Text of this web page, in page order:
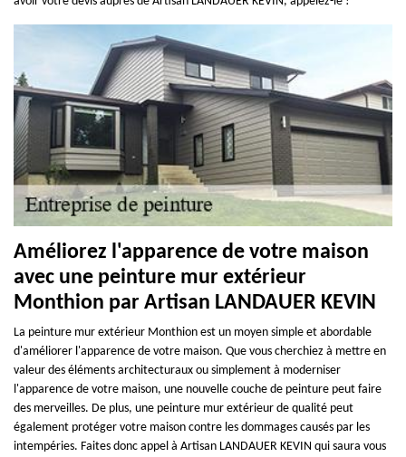
Améliorez l'apparence de votre maison
avec une peinture mur extérieur
Monthion par Artisan LANDAUER KEVIN
La peinture mur extérieur Monthion est un moyen simple et abordable
d'améliorer l'apparence de votre maison. Que vous cherchiez à mettre en
valeur des éléments architecturaux ou simplement à moderniser
l'apparence de votre maison, une nouvelle couche de peinture peut faire
des merveilles. De plus, une peinture mur extérieur de qualité peut
également protéger votre maison contre les dommages causés par les
intempéries. Faites donc appel à Artisan LANDAUER KEVIN qui saura vous